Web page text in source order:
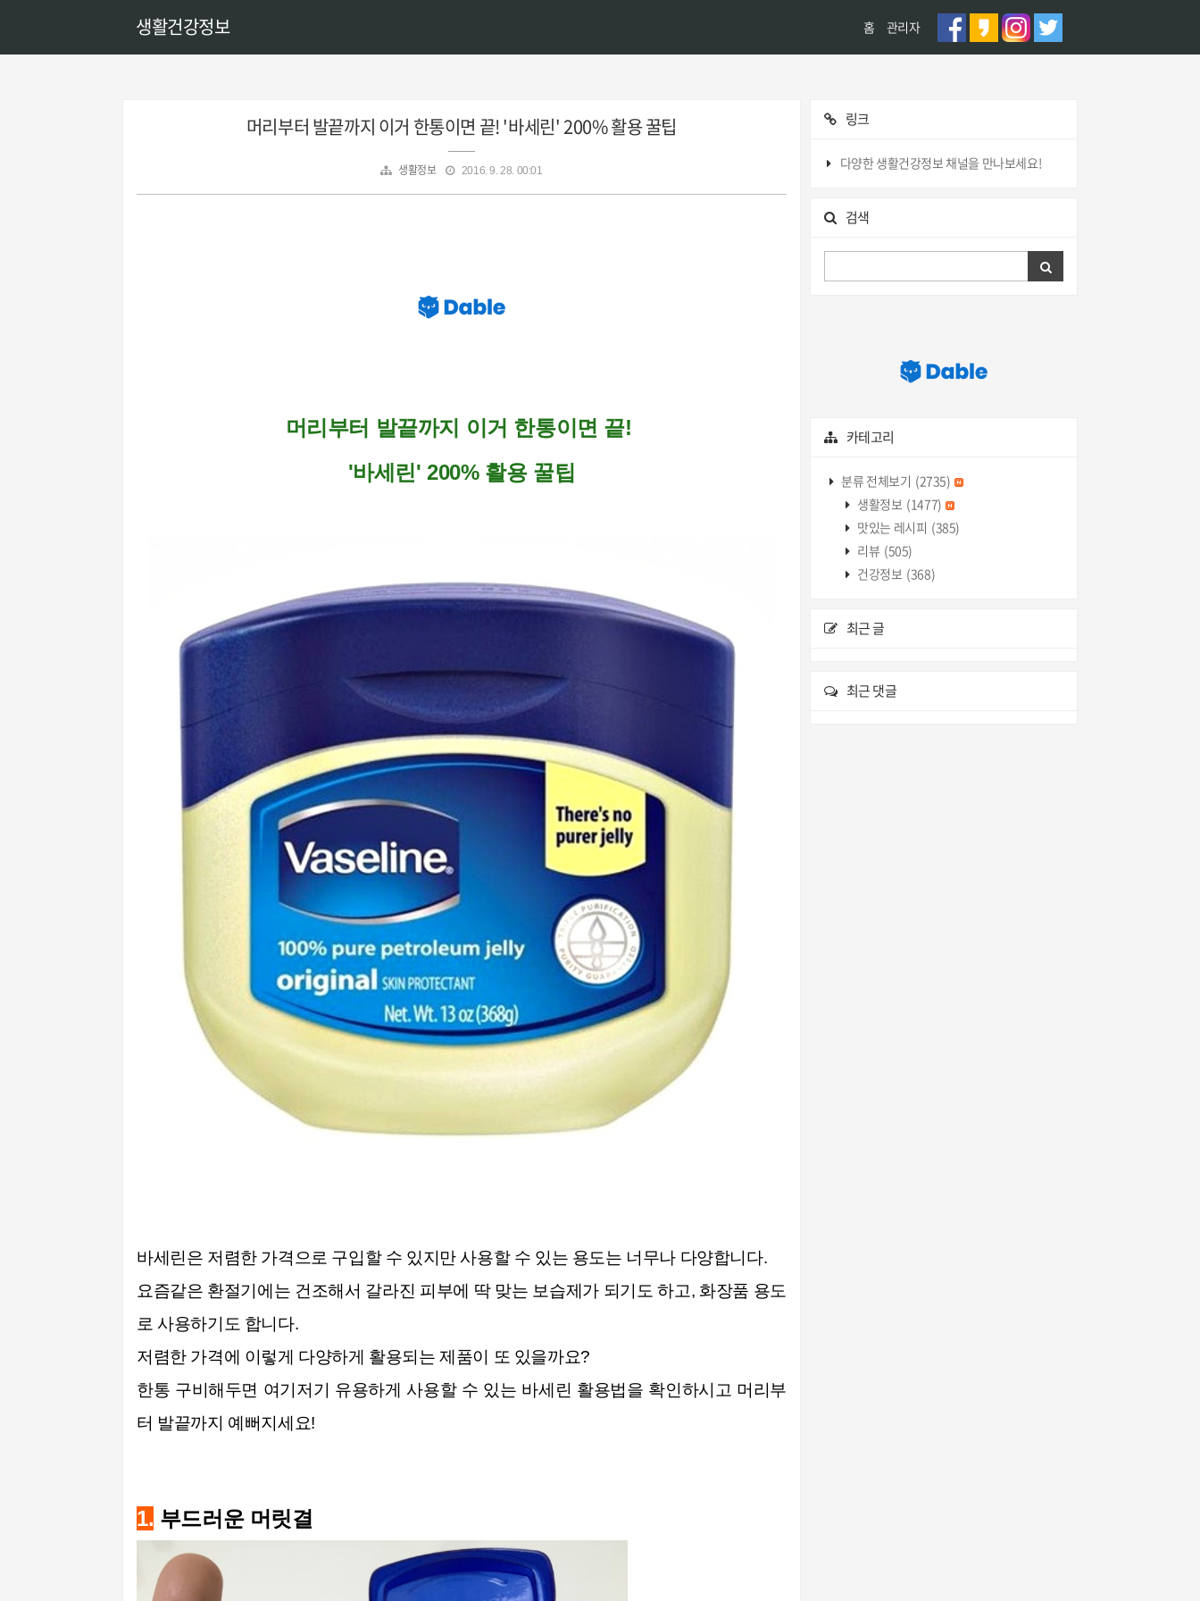
생활건강정보 홈 관리자
머리부터 발끝까지 이거 한통이면 끝! '바세린' 200% 활용 꿀팁
생활정보 2016. 9. 28. 00:01
머리부터 발끝까지 이거 한통이면 끝!
'바세린' 200% 활용 꿀팁
바세린은 저렴한 가격으로 구입할 수 있지만 사용할 수 있는 용도는 너무나 다양합니다.
요즘같은 환절기에는 건조해서 갈라진 피부에 딱 맞는 보습제가 되기도 하고, 화장품 용도
로 사용하기도 합니다.
저렴한 가격에 이렇게 다양하게 활용되는 제품이 또 있을까요?
한통 구비해두면 여기저기 유용하게 사용할 수 있는 바세린 활용법을 확인하시고 머리 부
터 발끝까지 예뻐지세요!
1. 부드러운 머릿결
링크
다양한 생활건강정보 채널을 만나보세요!
검색
카테고리
분류 전체보기 (2735)
생활정보 (1477)
맛있는 레시피 (385)
리뷰 (505)
건강정보 (368)
최근 글
최근 댓글